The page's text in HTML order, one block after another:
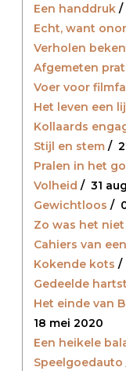
Een handdruk /
Echt, want
Verholen
Afgemeten
Voer voor
Het leven een
Kollaards
Stijl en stem /
Pralen in het
Volheid / 31
Gewichtloos /
Zo was het niet
Cahiers van
Kokende kots /
Gedeelde
Het einde van
18 mei 2020
Een heikele
Speelgoedauto